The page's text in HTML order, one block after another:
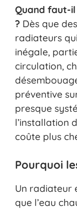
Quand faut-
? Dès que
radiateurs
inégale,
circulation,
préventive
presque
l’installation
coûte plus
Pourquoi
Un radiateur
que l’eau